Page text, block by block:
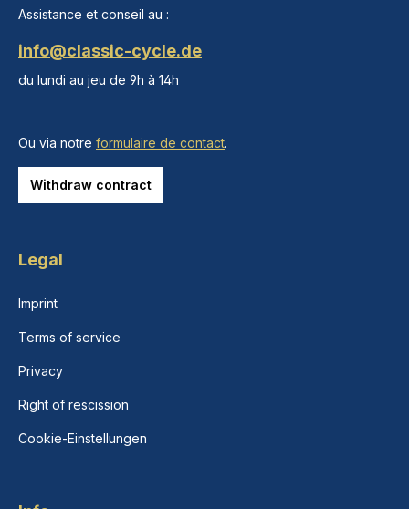
Assistance et conseil au :
info@classic-cycle.de
du lundi au jeu de 9h à 14h
Ou via notre formulaire de contact.
Withdraw contract
Legal
Imprint
Terms of service
Privacy
Right of rescission
Cookie-Einstellungen